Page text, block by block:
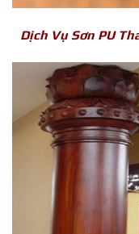
Dịch Vụ Sơn PU